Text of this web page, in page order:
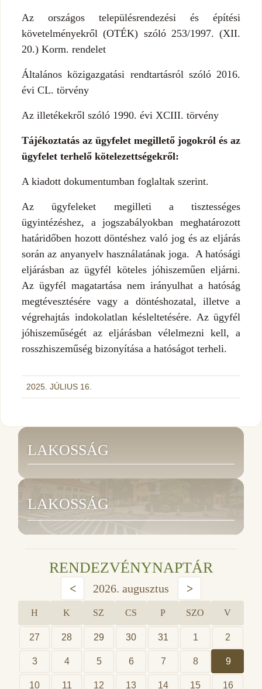
Az országos településrendezési és építési
követelményekről (OTÉK) szóló 253/1997. (XII.
20.) Korm. rendelet
Általános közigazgatási rendtartásról szóló 2016.
évi CL. törvény
Az illetékekről szóló 1990. évi XCIII. törvény
Tájékoztatás az ügyfelet megillető jogokról és az
ügyfelet terhelő kötelezettségekről:
A kiadott dokumentumban foglaltak szerint.
Az ügyfeleket megilleti a tisztességes
ügyintézéshez, a jogszabályokban meghatározott
határidőben hozott döntéshez való jog és az eljárás
során az anyanyelv használatának joga. A hatósági
eljárásban az ügyfél köteles jóhiszeműen eljárni.
Az ügyfél magatartása nem irányulhat a hatóság
megtévesztésére vagy a döntéshozatal, illetve a
végrehajtás indokolatlan késleltetésére. Az ügyfél
jóhiszeműségét az eljárásban vélelmezni kell, a
rosszhiszeműség bizonyítása a hatóságot terheli.
2025. JÚLIUS 16.
LAKOSSÁG
LAKOSSÁG
RENDEZVÉNYNAPTÁR
< 2026. augusztus >
H K SZ CS P SZO V
27 28 29 30 31 1 2
3 4 5 6 7 8 9
10 11 12 13 14 15 16